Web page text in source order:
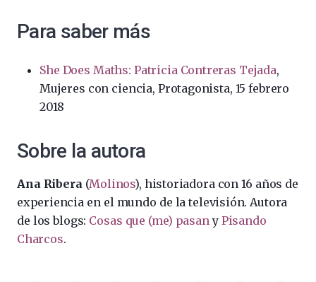
Para saber más
She Does Maths: Patricia Contreras Tejada,
Mujeres con ciencia, Protagonista, 15 febrero
2018
Sobre la autora
Ana Ribera(Molinos), historiadora con 16 años de
experiencia en el mundo de la televisión. Autora
de los blogs: Cosas que (me) pasany Pisando
Charcos.